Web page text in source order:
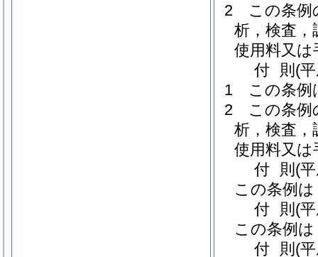
2
この条例
析，検査
使用料又
付 則 (
1
この条例
2
この条例
析，検査
使用料又
付 則 (
この条例
付 則 (
この条例
付 則 (